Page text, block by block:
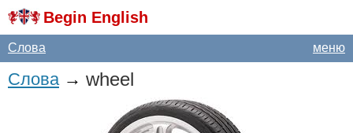
Begin English
меню
Слова
Слова→ wheel